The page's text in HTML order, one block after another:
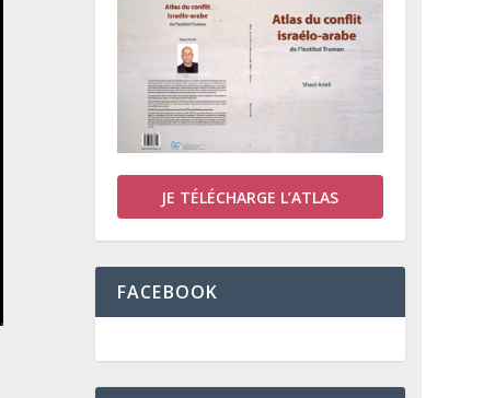
JE TÉLÉCHARGE L’ATLAS
FACEBOOK